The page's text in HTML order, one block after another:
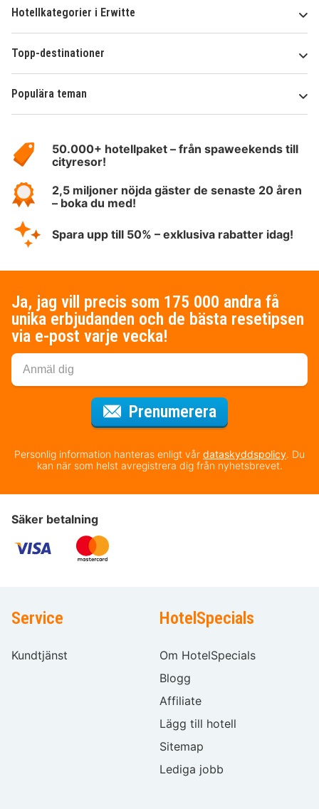
Hotellkategorier i Erwitte
Topp-destinationer
Populära teman
HotelSpecials50.000+ hotellpaket – från spaweekends till
cityresor!
2,5 miljoner nöjda gäster de senaste 20 åren
– boka du med!
Spara upp till 50% – exklusiva rabatter idag!
Ja, jag vill precis som 175 000 andra få
unika erbjudanden och de bästa resetipsen
via e-post varje vecka!
Prenumerera
Personlig information hanteras enligt vår dataskyddspolicy. Du
kan när som helst avregistrera dig från nyhetsbrevet.
Säker betalning
Service
Kundtjänst
HotelSpecials
Om HotelSpecials
Blogg
Affiliate
Lägg till hotell
Sitemap
Lediga jobb